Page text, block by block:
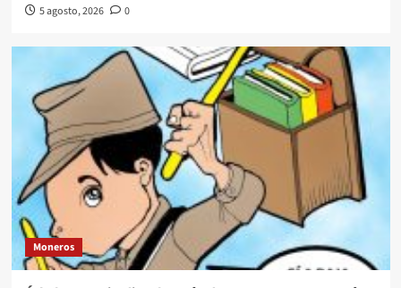
5 agosto, 2026 0
Moneros